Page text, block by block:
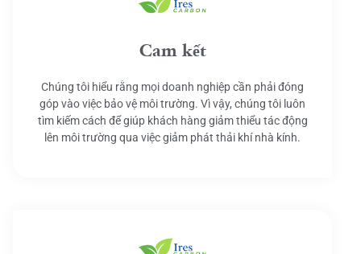
Cam kết
Chúng tôi hiểu rằng mọi doanh nghiệp cần phải đóng
góp vào việc bảo vệ môi trường. Vì vậy, chúng tôi luôn
tìm kiếm cách để giúp khách hàng giảm thiểu tác động
lên môi trường qua việc giảm phát thải khí nhà kính.